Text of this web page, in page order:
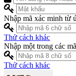
Nhập mã xác minh từ
Thử cách khác
Nhập một trong các
Thử cách khác